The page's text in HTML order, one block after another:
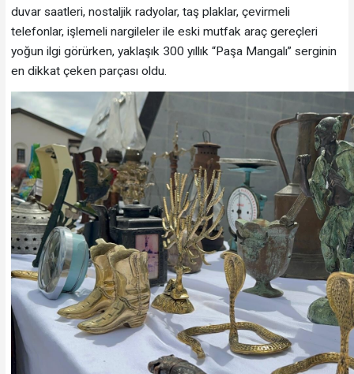
duvar saatleri, nostaljik radyolar, taş plaklar, çevirmeli
telefonlar, işlemeli nargileler ile eski mutfak araç gereçleri
yoğun ilgi görürken, yaklaşık 300 yıllık “Paşa Mangalı” serginin
en dikkat çeken parçası oldu.